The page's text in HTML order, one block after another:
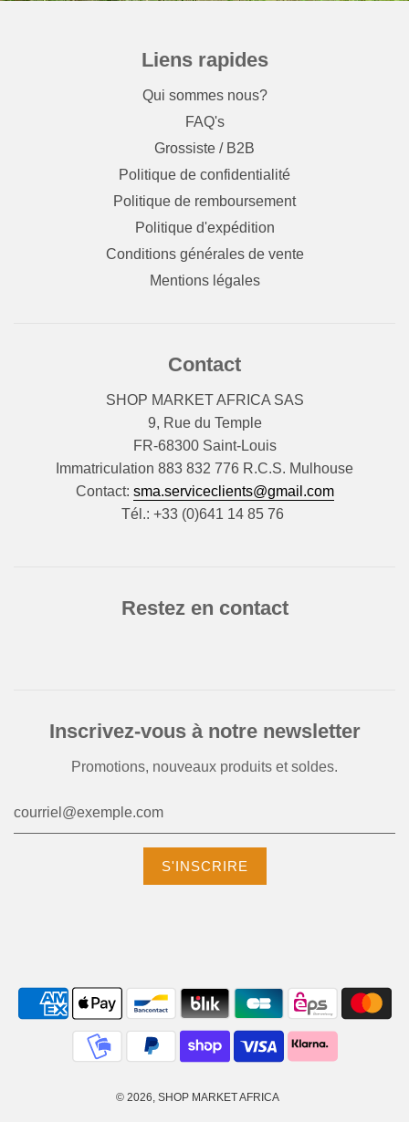
Liens rapides
Qui sommes nous?
FAQ's
Grossiste / B2B
Politique de confidentialité
Politique de remboursement
Politique d'expédition
Conditions générales de vente
Mentions légales
Contact
SHOP MARKET AFRICA SAS
9, Rue du Temple
FR-68300 Saint-Louis
Immatriculation 883 832 776 R.C.S. Mulhouse
Contact: sma.serviceclients@gmail.com
Tél.: +33 (0)641 14 85 76
Restez en contact
Inscrivez-vous à notre newsletter
Promotions, nouveaux produits et soldes.
© 2026, SHOP MARKET AFRICA